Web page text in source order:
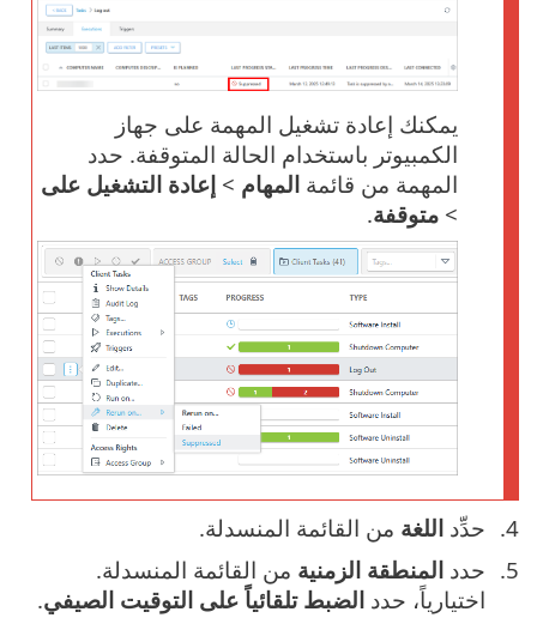
يمكنك إعادة تشغيل المهمة على جهاز
الكمبيوتر باستخدام الحالة المتوقفة. حدد
المهمة من قائمة المهام > إعادة التشغيل على
> متوقفة.
حدِّد اللغة من القائمة المنسدلة.
حدد المنطقة الزمنية من القائمة المنسدلة.
اختيارياً، حدد الضبط تلقائياً على التوقيت الصيفي.